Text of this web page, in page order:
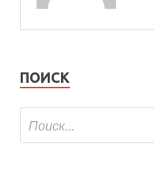
ПОИСК